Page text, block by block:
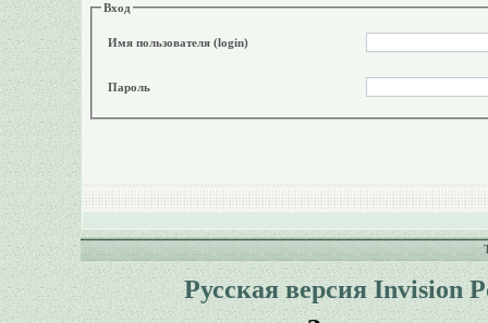
Вход
Имя пользователя (login)
Пароль
Русская версия Invision